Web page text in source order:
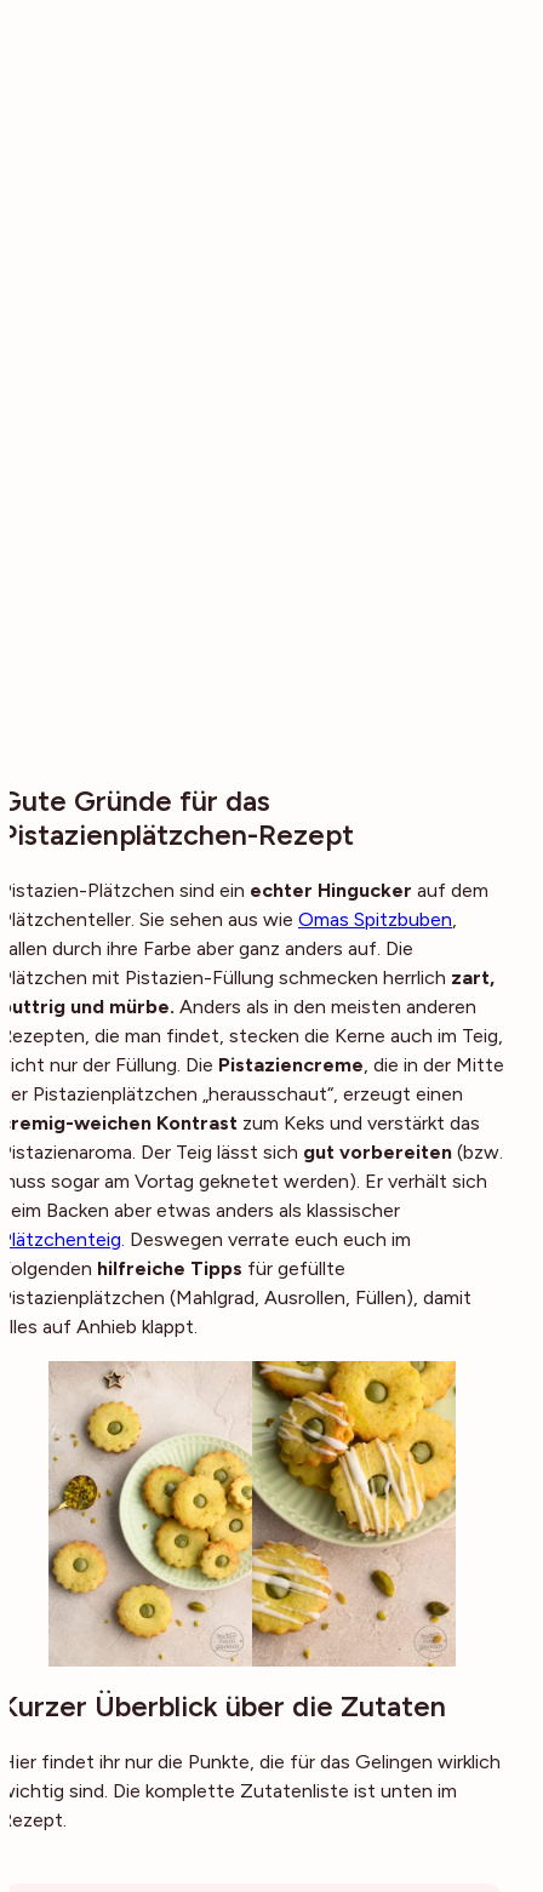
Gute Gründe für das
Pistazienplätzchen-Rezept
Pistazien-Plätzchen sind ein echter Hingucker auf dem
Plätzchenteller. Sie sehen aus wie Omas Spitzbuben,
fallen durch ihre Farbe aber ganz anders auf. Die
Plätzchen mit Pistazien-Füllung schmecken herrlich zart,
buttrig und mürbe. Anders als in den meisten anderen
Rezepten, die man findet, stecken die Kerne auch im Teig,
nicht nur der Füllung. Die Pistaziencreme, die in der Mitte
der Pistazienplätzchen „herausschaut“, erzeugt einen
cremig-weichen Kontrast zum Keks und verstärkt das
Pistazienaroma. Der Teig lässt sich gut vorbereiten (bzw.
muss sogar am Vortag geknetet werden). Er verhält sich
beim Backen aber etwas anders als klassischer
Plätzchenteig. Deswegen verrate euch euch im
Folgenden hilfreiche Tipps für gefüllte
Pistazienplätzchen (Mahlgrad, Ausrollen, Füllen), damit
alles auf Anhieb klappt.
Kurzer Überblick über die Zutaten
Hier findet ihr nur die Punkte, die für das Gelingen wirklich
wichtig sind. Die komplette Zutatenliste ist unten im
Rezept.